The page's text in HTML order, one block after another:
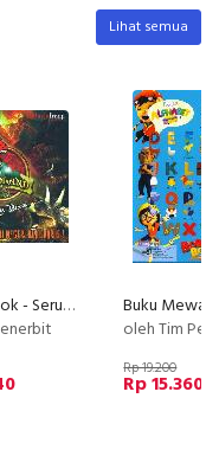
Lihat semua
Sticker Book - Seru Berpetualangan Di Negeri Dinosaurus
oleh Tim
Rp 19.200
Rp 15.360